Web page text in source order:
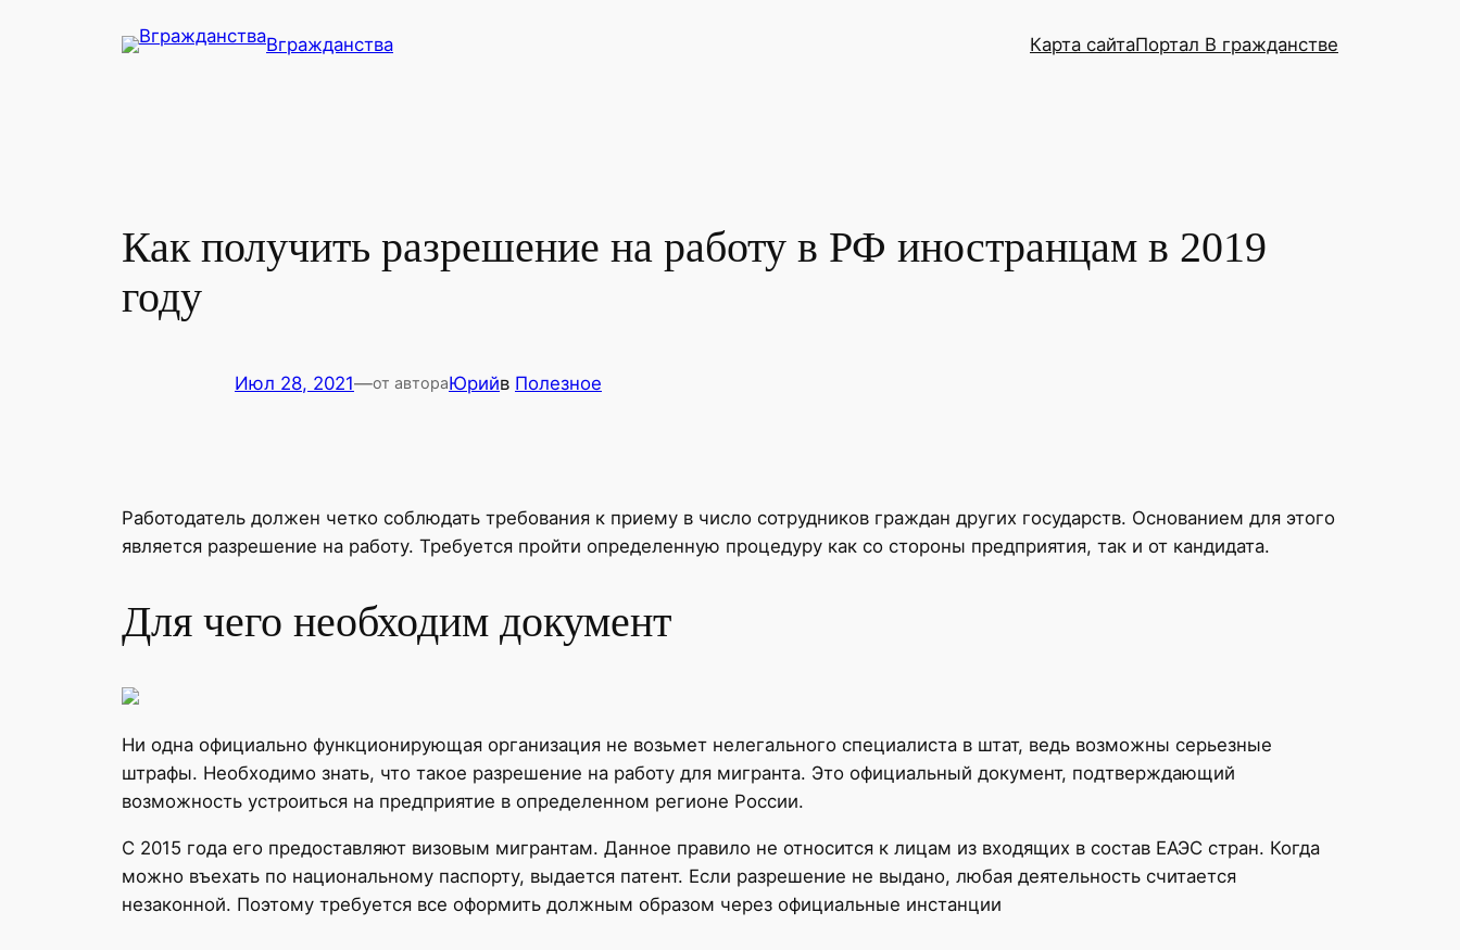
Вгражданства Карта сайтаПортал В гражданстве
Как получить разрешение на работу в РФ иностранцам в 2019
году
Июл 28, 2021—от автораЮрийв Полезное
Работодатель должен четко соблюдать требования к приему в число сотрудников граждан других государств. Основанием для этого
является разрешение на работу. Требуется пройти определенную процедуру как со стороны предприятия, так и от кандидата.
Для чего необходим документ
Ни одна официально функционирующая организация не возьмет нелегального специалиста в штат, ведь возможны серьезные
штрафы. Необходимо знать, что такое разрешение на работу для мигранта. Это официальный документ, подтверждающий
возможность устроиться на предприятие в определенном регионе России.
С 2015 года его предоставляют визовым мигрантам. Данное правило не относится к лицам из входящих в состав ЕАЭС стран. Когда
можно въехать по национальному паспорту, выдается патент. Если разрешение не выдано, любая деятельность считается
незаконной. Поэтому требуется все оформить должным образом через официальные инстанции